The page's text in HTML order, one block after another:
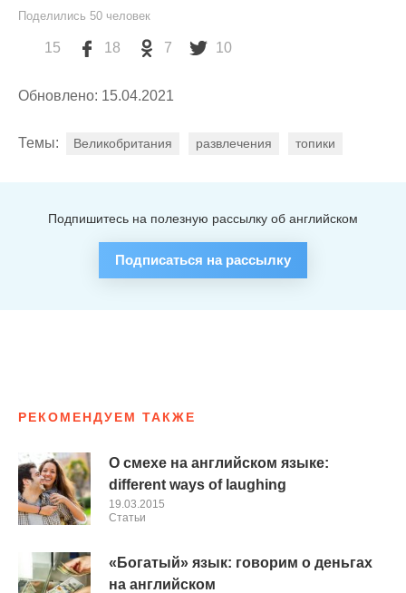
Поделились 50 человек
15 18 7 10
Обновлено: 15.04.2021
Темы: Великобритания развлечения топики
Подпишитесь на полезную рассылку об английском
Подписаться на рассылку
РЕКОМЕНДУЕМ ТАКЖЕ
О смехе на английском языке:
different ways of laughing
19.03.2015
Cтатьи
«Богатый» язык: говорим о деньгах
на английском